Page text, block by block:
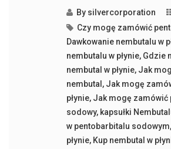
By silvercorporation
Czy mogę zamówić
Dawkowanie nembutalu w
nembutalu w płynie, Gdzie
nembutal w płynie, Jak
nembutal , Jak mogę
płynie, Jak mogę zamówić
sodowy, kapsułki
w pentobarbitalu sodowym,
płynie, Kup nembutal w